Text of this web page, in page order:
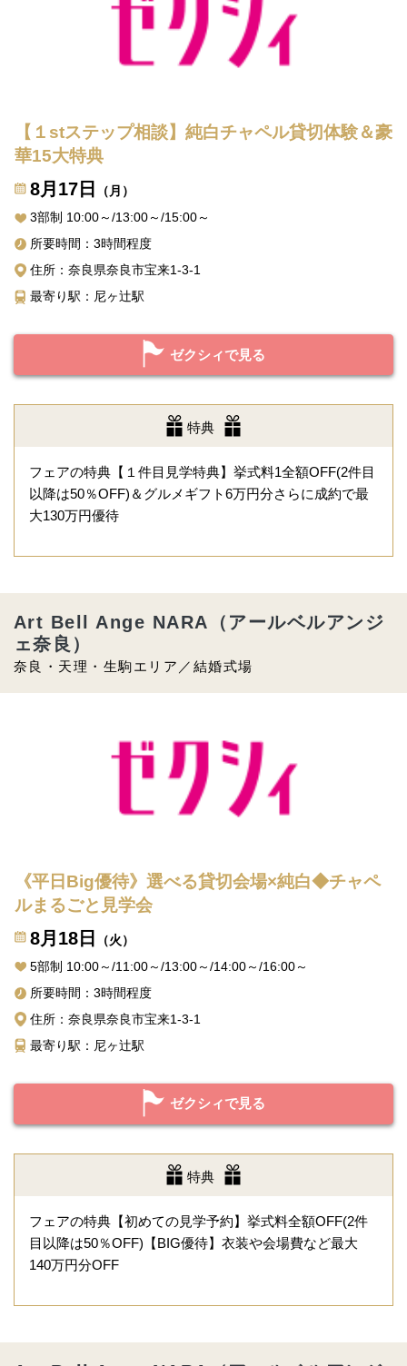
【１stステップ相談】純白チャペル貸切体験＆豪
華15大特典
8月17日
（月）
3部制 10:00～/13:00～/15:00～
所要時間：3時間程度
住所：奈良県奈良市宝来1-3-1
最寄り駅：尼ヶ辻駅
ゼクシィで見る
特典
フェアの特典【１件目見学特典】挙式料1全額OFF(2件目
以降は50％OFF)＆グルメギフト6万円分さらに成約で最
大130万円優待
奈良・天理・生駒エリア／結婚式場
Art Bell Ange NARA（アールベルアンジ
ェ奈良）
《平日Big優待》選べる貸切会場×純白◆チャペ
ルまるごと見学会
8月18日
（火）
5部制 10:00～/11:00～/13:00～/14:00～/16:00～
所要時間：3時間程度
住所：奈良県奈良市宝来1-3-1
最寄り駅：尼ヶ辻駅
ゼクシィで見る
特典
フェアの特典【初めての見学予約】挙式料全額OFF(2件
目以降は50％OFF)【BIG優待】衣装や会場費など最大
140万円分OFF